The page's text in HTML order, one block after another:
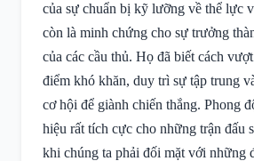
của sự chuẩn bị kỹ lưỡng về thể lực
còn là minh chứng cho sự trưởng
của các cầu thủ. Họ đã biết cách
điểm khó khăn, duy trì sự tập trung
cơ hội để giành chiến thắng. Phong
hiệu rất tích cực cho những trận đấu
khi chúng ta phải đối mặt với những